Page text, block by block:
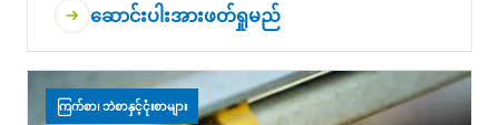
ဆောင်းပါးအားဖတ်ရှုမည်
ကြက်စာ၊ ဘဲစာနှင့်ငုံးစာများ